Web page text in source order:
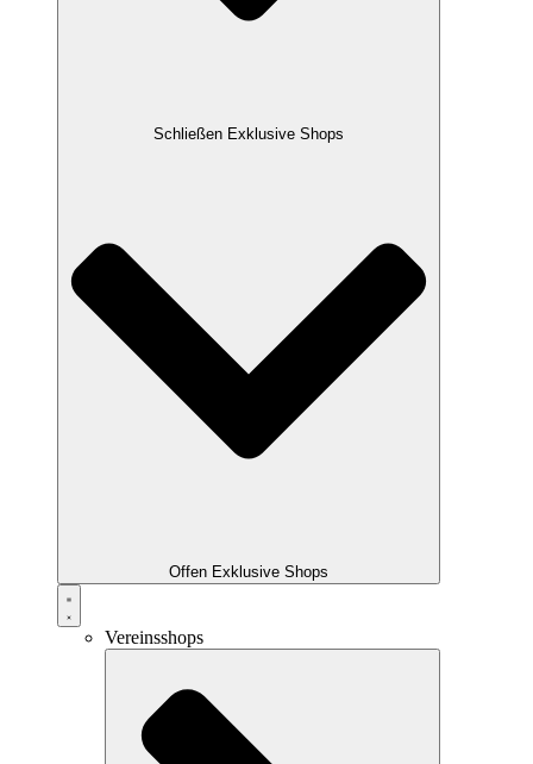
Schließen Exklusive Shops
Offen Exklusive Shops
Vereinsshops